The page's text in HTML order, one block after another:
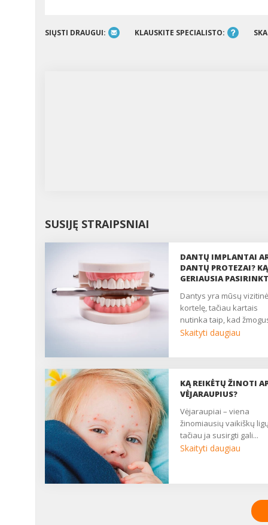
SIŲSTI DRAUGUI: KLAUSKITE SPECIALISTO:
SUSIJĘ STRAIPSNIAI
DANTŲ IMPLANTAI
DANTŲ PROTEZAI? KĄ
GERIAUSIA
dantys yra mūsų vizitinė
kortelę, tačiau kartais
nutinka taip, kad
Skaityti daugiau
KĄ REIKĖTŲ ŽINOTI
VĖJARAUPIUS?
vėjaraupiai – viena
žinomiausių vaikiškų
tačiau ja susirgti gali...
Skaityti daugiau